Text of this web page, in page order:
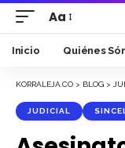
Font
Resizer
Aa
Inicio Quiénes
KORRALEJA.CO > BLOG >
JUDICIAL